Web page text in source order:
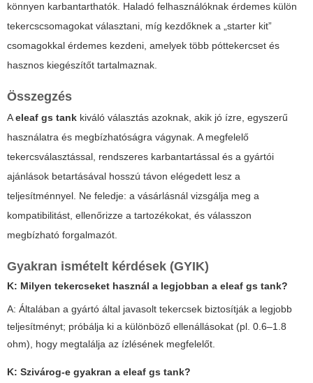
könnyen karbantarthatók. Haladó felhasználóknak érdemes külön
tekercscsomagokat választani, míg kezdőknek a „starter kit”
csomagokkal érdemes kezdeni, amelyek több póttekercset és
hasznos kiegészítőt tartalmaznak.
Összegzés
Aeleaf gs tank kiváló választás azoknak, akik jó ízre, egyszerű
használatra és megbízhatóságra vágynak. A megfelelő
tekercsválasztással, rendszeres karbantartással és a gyártói
ajánlások betartásával hosszú távon elégedett lesz a
teljesítménnyel. Ne feledje: a vásárlásnál vizsgálja meg a
kompatibilitást, ellenőrizze a tartozékokat, és válasszon
megbízható forgalmazót.
Gyakran ismételt kérdések (GYIK)
K: Milyen tekercseket használ a legjobban a eleaf gs tank?
A: Általában a gyártó által javasolt tekercsek biztosítják a legjobb
teljesítményt; próbálja ki a különböző ellenállásokat (pl. 0.6–1.8
ohm), hogy megtalálja az ízlésének megfelelőt.
K: Szivárog-e gyakran a eleaf gs tank?